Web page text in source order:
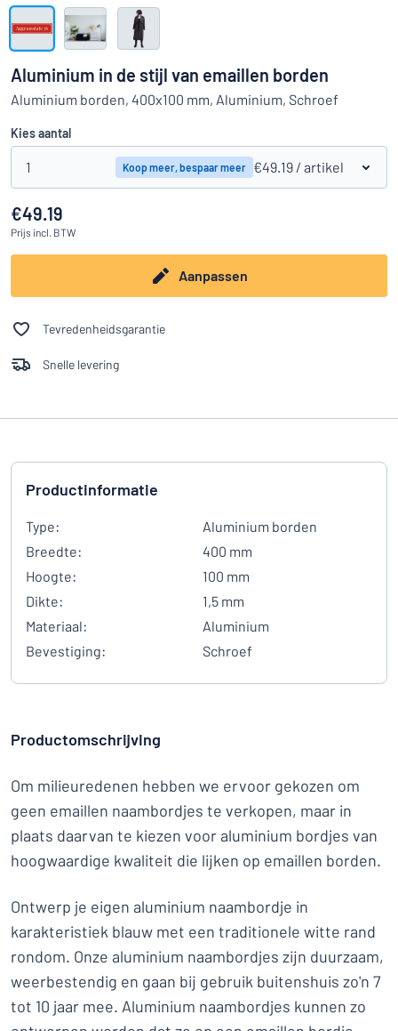
Kun je niet vinden wat je zoekt? Ontwerp uw bord hier
Toon alle categorieën
Inloggen
Klantenservice
Consument Bedrijf
Aluminium in de stijl van emaillen borden
Aluminium borden, 400x100 mm, Aluminium, Schroef
Kies aantal
1 Koop meer, bespaar meer €49.19 / artikel
€49.19
Prijs incl. BTW
Aanpassen
Tevredenheidsgarantie
Snelle levering
Productinformatie
Type:
Aluminium borden
Breedte:
400 mm
Hoogte:
100 mm
Dikte:
1,5 mm
Materiaal:
Aluminium
Bevestiging:
Schroef
Productomschrijving
Om milieuredenen hebben we ervoor gekozen om
geen emaillen naambordjes te verkopen, maar in
plaats daarvan te kiezen voor aluminium bordjes van
hoogwaardige kwaliteit die lijken op emaillen borden.
Ontwerp je eigen aluminium naambordje in
karakteristiek blauw met een traditionele witte rand
rondom. Onze aluminium naambordjes zijn duurzaam,
weerbestendig en gaan bij gebruik buitenshuis zo'n 7
tot 10 jaar mee. Aluminium naambordjes kunnen zo